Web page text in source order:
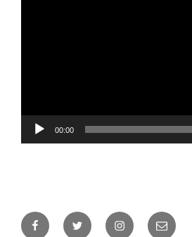
00:00
FacebookTwitter Instagramอีเมล